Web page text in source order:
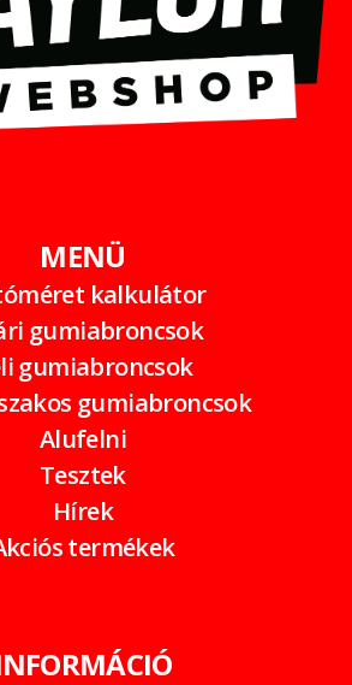
MENÜ
kalkulátor
gumiabroncsok
gumiabroncsok
gumiabroncsok
Alufelni
Tesztek
Hírek
termékek